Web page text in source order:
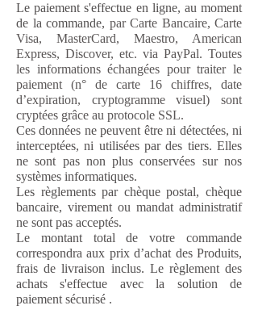
Le paiement s'effectue en ligne, au moment
de la commande, par Carte Bancaire, Carte
Visa, MasterCard, Maestro, American
Express, Discover, etc. via PayPal. Toutes
les informations échangées pour traiter le
paiement (n° de carte 16 chiffres, date
d’expiration, cryptogramme visuel) sont
cryptées grâce au protocole SSL.
Ces données ne peuvent être ni détectées, ni
interceptées, ni utilisées par des tiers. Elles
ne sont pas non plus conservées sur nos
systèmes informatiques.
Les règlements par chèque postal, chèque
bancaire, virement ou mandat administratif
ne sont pas acceptés.
Le montant total de votre commande
correspondra aux prix d’achat des Produits,
frais de livraison inclus. Le règlement des
achats s'effectue avec la solution de
paiement sécurisé .